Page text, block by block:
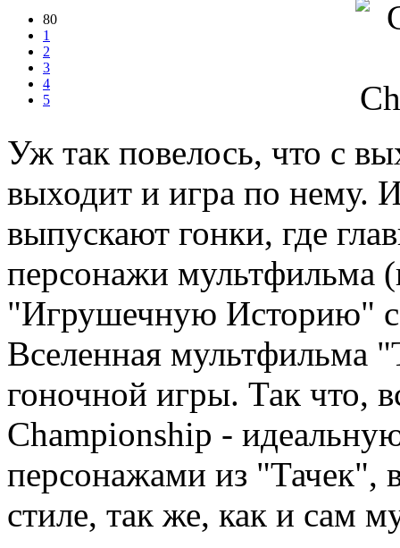
80
1
2
3
4
5
Уж так повелось, что с
выходит и игра по нему.
выпускают гонки, где
персонажи мультфильма
"Игрушечную Историю"
Вселенная мультфильма
гоночной игры. Так что,
Championship -
персонажами из
стиле, так же, как и сам